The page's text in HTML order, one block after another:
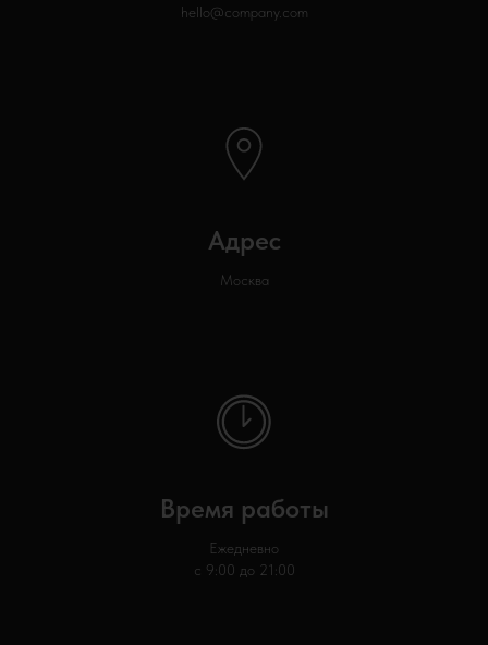
hello@company.com
Адрес
Москва
Время работы
Ежедневно
с 9:00 до 21:00